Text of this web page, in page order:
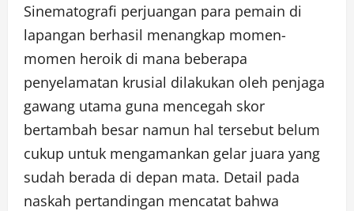
Sinematografi perjuangan para pemain di
lapangan berhasil menangkap momen-
momen heroik di mana beberapa
penyelamatan krusial dilakukan oleh penjaga
gawang utama guna mencegah skor
bertambah besar namun hal tersebut belum
cukup untuk mengamankan gelar juara yang
sudah berada di depan mata. Detail pada
naskah pertandingan mencatat bahwa